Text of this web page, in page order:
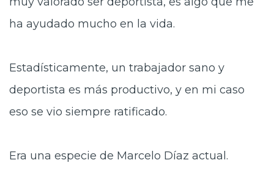
ha ayudado mucho en la vida.
Estadísticamente, un trabajador sano y
deportista es más productivo, y en mi caso
eso se vio siempre ratificado.
Era una especie de Marcelo Díaz actual.